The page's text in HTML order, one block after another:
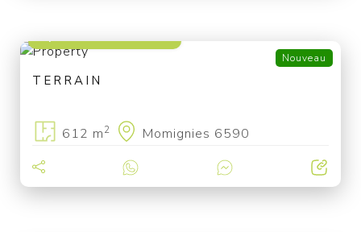
Nouveau
TERRAIN
612 m2 Momignies 6590